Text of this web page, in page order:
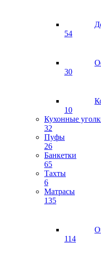
54
30
10
Кухонные
32
Пуфы
26
Банкетки
65
Тахты
6
Матрасы
135
114